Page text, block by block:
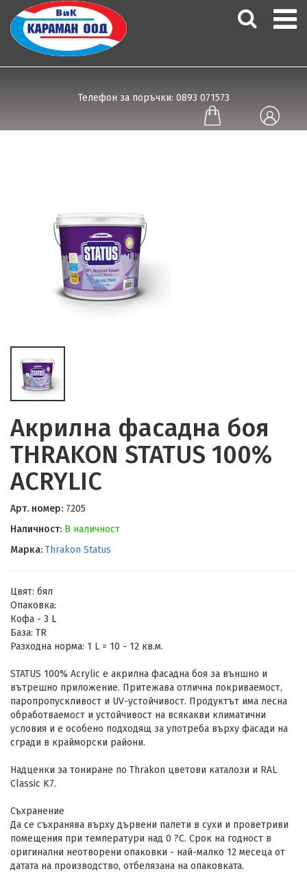
Телефон за поръчки: 0893 071573
Акрилна фасадна боя
THRAKON STATUS 100%
ACRYLIC
Арт. номер: 7205
Наличност: В наличност
Марка: Thrakon Status
Цвят: бял
Опаковка:
Кофа - 3 L
База: TR
Разходна норма: 1 L = 10 - 12 кв.м.
STATUS 100% Acrylic е акрилна фасадна боя за външно и
вътрешно приложение. Притежава отлична покриваемост,
парoпропускливост и UV-устойчивост. Продуктът има лесна
обработваемост и устойчивост на всякакви климатични
условия и е особено подходящ за употреба върху фасади на
сгради в крайморски райони.
Надценки за тониране по Thrakon цветови каталози и RAL
Classic K7.
Съхранение
Да се съхранява върху дървени палети в сухи и проветриви
помещения при температури над 0 ?C. Срок на годност в
оригинални неотворени опаковки - най-малко 12 месеца от
датата на производство, отбелязана на опаковката.